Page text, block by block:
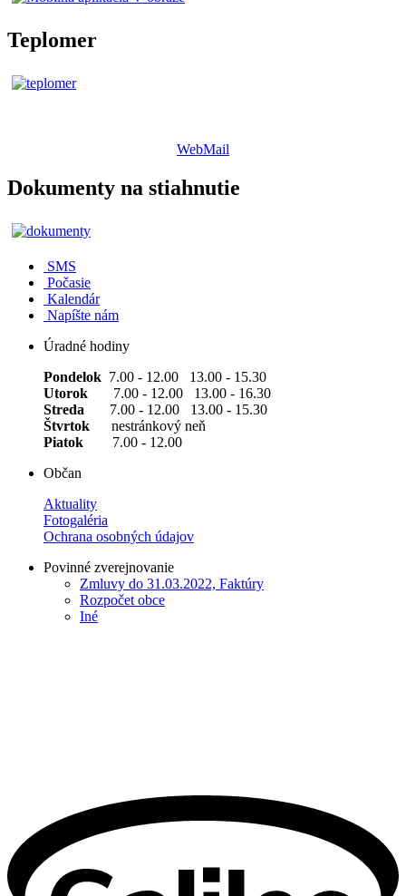
Teplomer
WebMail
Dokumenty na stiahnutie
SMS
Počasie
Kalendár
Napíšte nám
Úradné hodiny
Pondelok 7.00 - 12.00 13.00 - 15.30
Utorok
7.00 - 12.00 13.00 - 16.30
Streda 7.00 - 12.00 13.00 - 15.30
Štvrtok
nestránkový neň
Piatok 7.00 - 12.00
Občan
Aktuality
Fotogaléria
Ochrana osobných údajov
Povinné zverejnovanie
Zmluvy do 31.03.2022, Faktúry
Rozpočet obce
Iné